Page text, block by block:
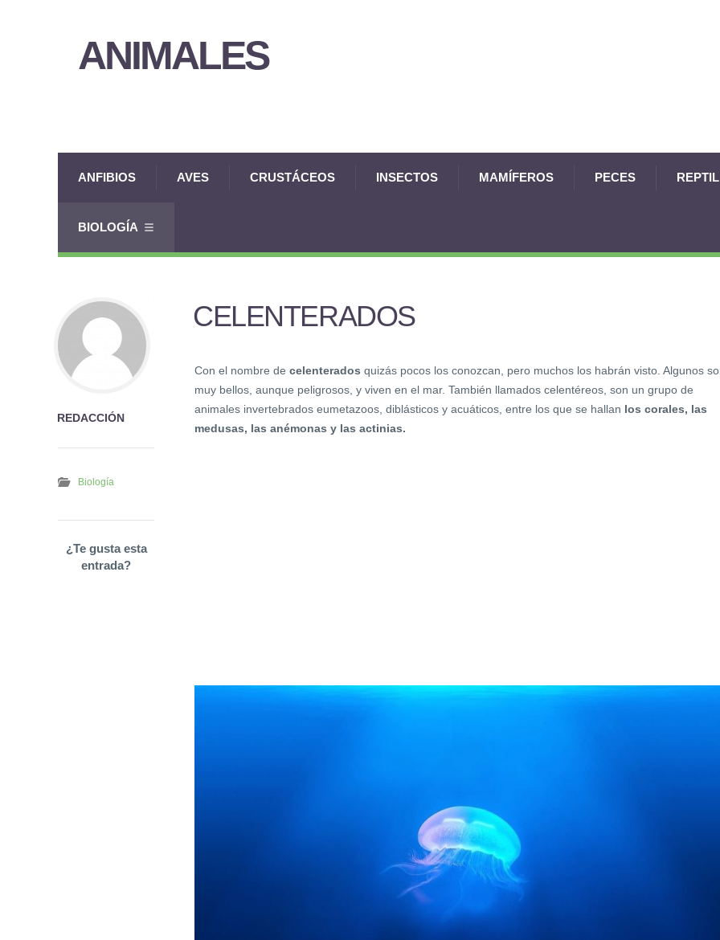
ANIMALES
ANFIBIOS AVES CRUSTÁCEOS INSECTOS MAMÍFEROS PECES
BIOLOGÍA
CELENTERADOS
Con el nombre de celenterados quizás pocos los conozcan, pero muchos los habrán visto. Algunos
muy bellos, aunque peligrosos, y viven en el mar. También llamados celentéreos, son un grupo de
animales invertebrados eumetazoos, diblásticos y acuáticos, entre los que se hallan los corales, las
medusas, las anémonas y las actinias.
REDACCIÓN
Biología
¿Te gusta esta
entrada?